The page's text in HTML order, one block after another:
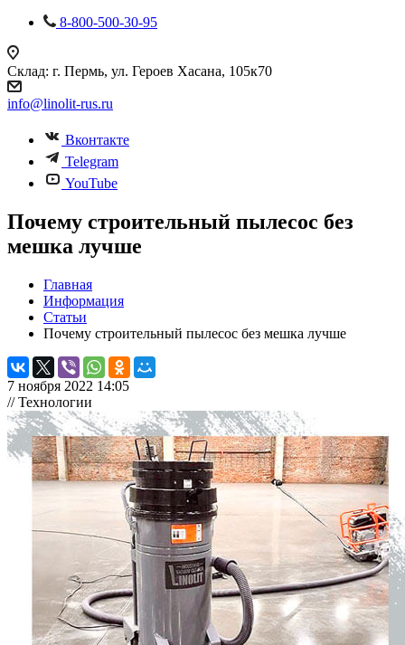
8-800-500-30-95
Склад: г. Пермь, ул. Героев Хасана, 105к70
info@linolit-rus.ru
Вконтакте
Telegram
YouTube
Почему строительный пылесос без
мешка лучше
Главная
Информация
Статьи
Почему строительный пылесос без мешка лучше
7 ноября 2022 14:05
// Технологии